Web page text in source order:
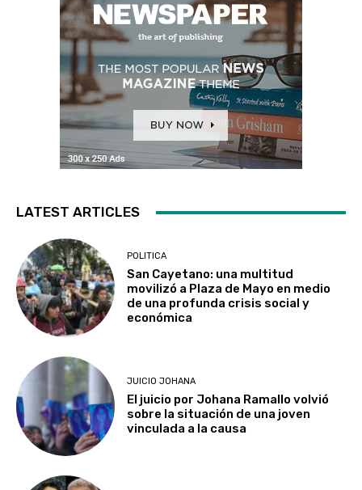
LATEST ARTICLES
POLITICA
San Cayetano: una multitud
movilizó a Plaza de Mayo en medio
de una profunda crisis social y
económica
JUICIO JOHANA
El juicio por Johana Ramallo volvió
sobre la situación de una joven
vinculada a la causa